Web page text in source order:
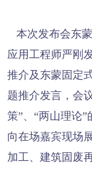
本次发布会东
应用工程师严刚
推介及东蒙固定
题推介发言，会
策”、“两山理论”
向在场嘉宾现场
加工、建筑固废